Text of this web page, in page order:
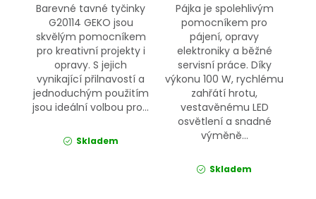
Barevné tavné tyčinky
G20114 GEKO jsou
skvělým pomocníkem
pro kreativní projekty i
opravy. S jejich
vynikající přilnavostí a
jednoduchým použitím
jsou ideální volbou pro...
Skladem
Pájka je spolehlivým
pomocníkem pro
pájení, opravy
elektroniky a běžné
servisní práce. Díky
výkonu 100 W, rychlému
zahřátí hrotu,
vestavěnému LED
osvětlení a snadné
výměně...
Skladem